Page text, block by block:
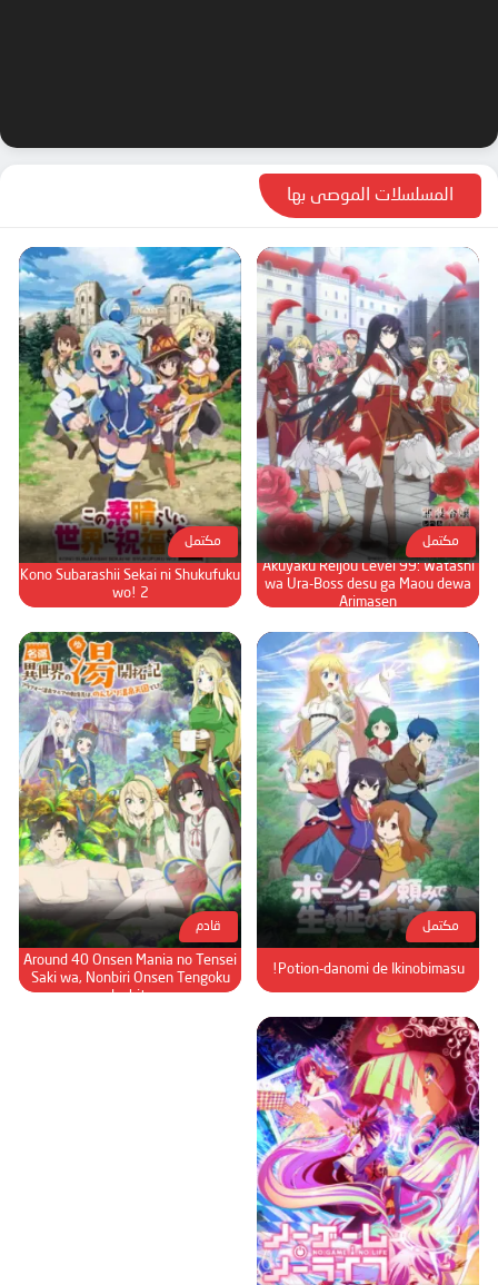
المسلسلات الموصى بها
مكتمل
Akuyaku Reijou Level 99: Watashi
wa Ura-Boss desu ga Maou dewa
Arimasen
مكتمل
Kono Subarashii Sekai ni Shukufuku
wo! 2
مكتمل
Potion-danomi de Ikinobimasu!
قادم
Meitou "Isekai no Yu" Kaitakuki:
Around 40 Onsen Mania no Tensei
Saki wa, Nonbiri Onsen Tengoku
deshita